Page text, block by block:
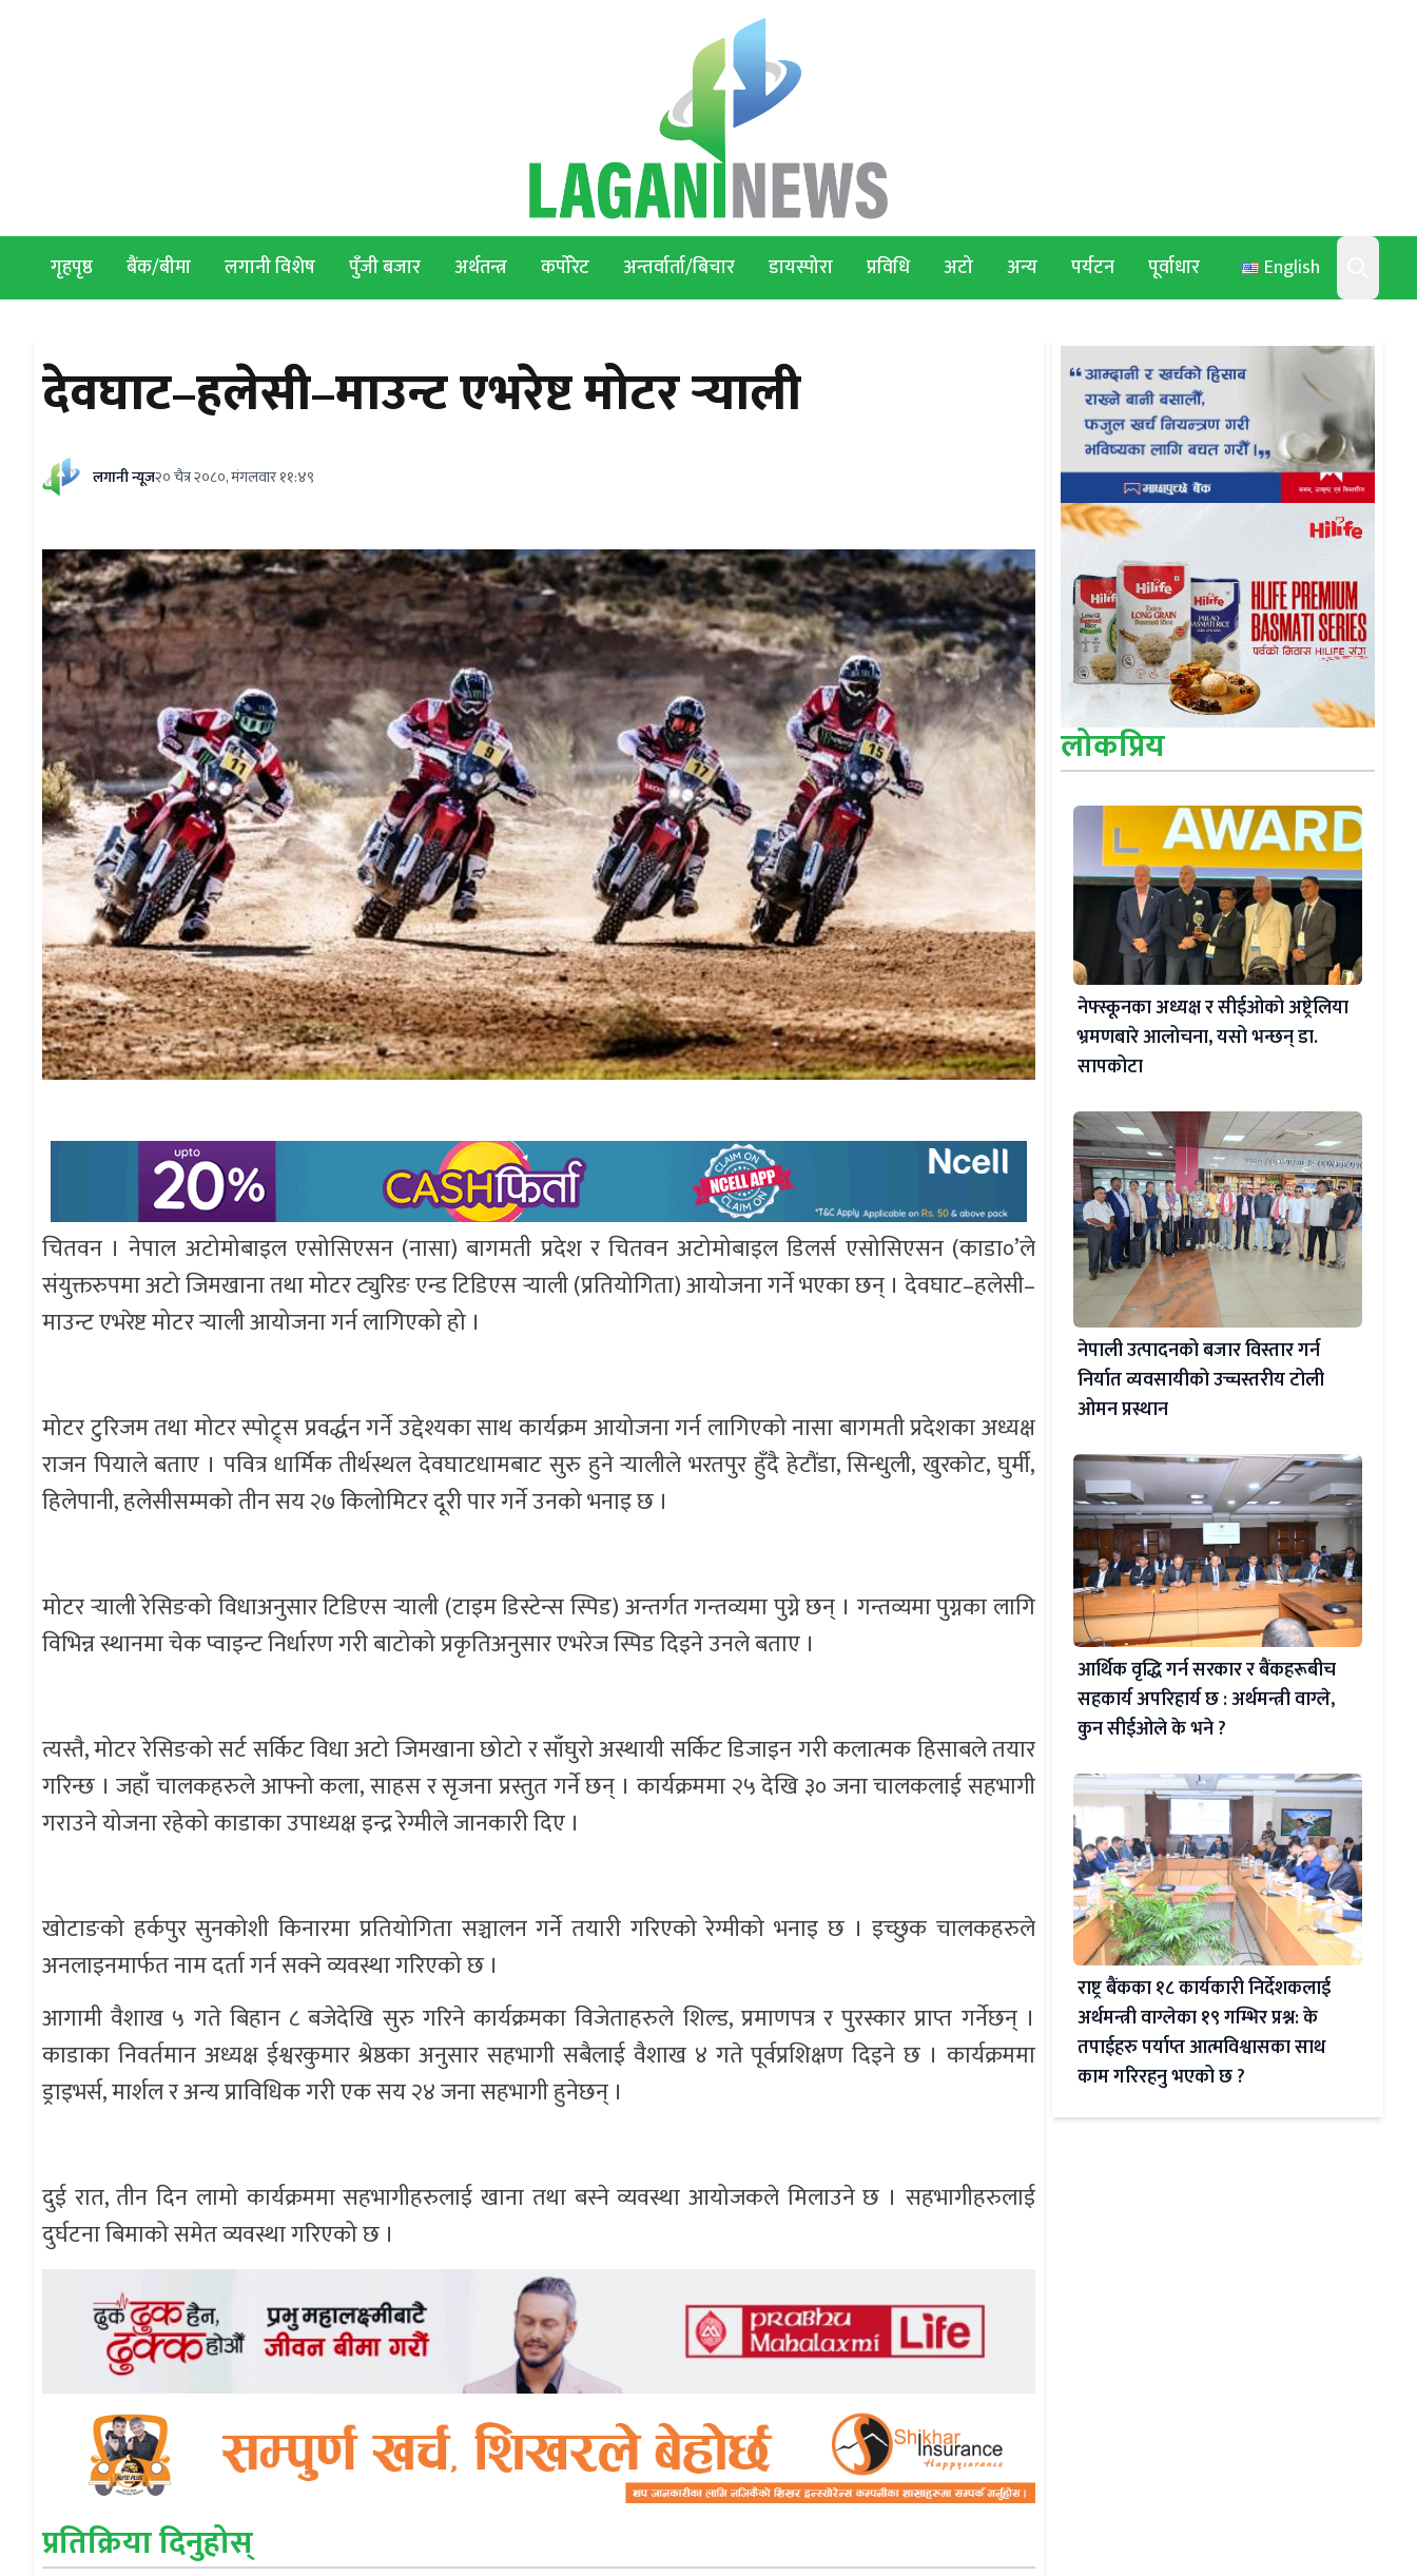
English
Search
गृहपृष्ठ बैंक/बीमा लगानी विशेष पुँजी बजार अर्थतन्त्र कर्पोरेट अन्तर्वार्ता/बिचार डायस्पोरा प्रविधि अटो अन्य पर्यटन पूर्वाधार
देवघाट–हलेसी–माउन्ट एभरेष्ट मोटर र्‍याली
लगानी न्यूज२० चैत्र २०८०, मंगलवार ११:४९
चितवन । नेपाल अटोमोबाइल एसोसिएसन (नासा) बागमती प्रदेश र चितवन अटोमोबाइल डिलर्स एसोसिएसन (काडा०’ले
संयुक्तरुपमा अटो जिमखाना तथा मोटर ट्युरिङ एन्ड टिडिएस र्‍याली (प्रतियोगिता) आयोजना गर्ने भएका छन् । देवघाट–हलेसी–
माउन्ट एभरेष्ट मोटर र्‍याली आयोजना गर्न लागिएको हो ।
मोटर टुरिजम तथा मोटर स्पोट्र्स प्रवर्द्धन गर्ने उद्देश्यका साथ कार्यक्रम आयोजना गर्न लागिएको नासा बागमती प्रदेशका अध्यक्ष
राजन पियाले बताए । पवित्र धार्मिक तीर्थस्थल देवघाटधामबाट सुरु हुने र्‍यालीले भरतपुर हुँदै हेटौंडा, सिन्धुली, खुरकोट, घुर्मी,
हिलेपानी, हलेसीसम्मको तीन सय २७ किलोमिटर दूरी पार गर्ने उनको भनाइ छ ।
मोटर र्‍याली रेसिङको विधाअनुसार टिडिएस र्‍याली (टाइम डिस्टेन्स स्पिड) अन्तर्गत गन्तव्यमा पुग्ने छन् । गन्तव्यमा पुग्नका लागि
विभिन्न स्थानमा चेक प्वाइन्ट निर्धारण गरी बाटोको प्रकृतिअनुसार एभरेज स्पिड दिइने उनले बताए ।
त्यस्तै, मोटर रेसिङको सर्ट सर्किट विधा अटो जिमखाना छोटो र साँघुरो अस्थायी सर्किट डिजाइन गरी कलात्मक हिसाबले तयार
गरिन्छ । जहाँ चालकहरुले आफ्नो कला, साहस र सृजना प्रस्तुत गर्ने छन् । कार्यक्रममा २५ देखि ३० जना चालकलाई सहभागी
गराउने योजना रहेको काडाका उपाध्यक्ष इन्द्र रेग्मीले जानकारी दिए ।
खोटाङको हर्कपुर सुनकोशी किनारमा प्रतियोगिता सञ्चालन गर्ने तयारी गरिएको रेग्मीको भनाइ छ । इच्छुक चालकहरुले
अनलाइनमार्फत नाम दर्ता गर्न सक्ने व्यवस्था गरिएको छ ।
आगामी वैशाख ५ गते बिहान ८ बजेदेखि सुरु गरिने कार्यक्रमका विजेताहरुले शिल्ड, प्रमाणपत्र र पुरस्कार प्राप्त गर्नेछन् ।
काडाका निवर्तमान अध्यक्ष ईश्वरकुमार श्रेष्ठका अनुसार सहभागी सबैलाई वैशाख ४ गते पूर्वप्रशिक्षण दिइने छ । कार्यक्रममा
ड्राइभर्स, मार्शल र अन्य प्राविधिक गरी एक सय २४ जना सहभागी हुनेछन् ।
दुई रात, तीन दिन लामो कार्यक्रममा सहभागीहरुलाई खाना तथा बस्ने व्यवस्था आयोजकले मिलाउने छ । सहभागीहरुलाई
दुर्घटना बिमाको समेत व्यवस्था गरिएको छ ।
प्रतिक्रिया दिनुहोस्
लोकप्रिय
नेफ्स्कूनका अध्यक्ष र सीईओको अष्ट्रेलिया
भ्रमणबारे आलोचना, यसो भन्छन् डा‍.
सापकोटा
नेपाली उत्पादनको बजार विस्तार गर्न
निर्यात व्यवसायीको उच्चस्तरीय टोली
ओमन प्रस्थान
आर्थिक वृद्धि गर्न सरकार र बैंकहरूबीच
सहकार्य अपरिहार्य छ : अर्थमन्त्री वाग्ले,
कुन सीईओले के भने ?
राष्ट्र बैंकका १८ कार्यकारी निर्देशकलाई
अर्थमन्त्री वाग्लेका १९ गम्भिर प्रश्न: के
तपाईहरु पर्याप्त आत्मविश्वासका साथ
काम गरिरहनु भएको छ ?